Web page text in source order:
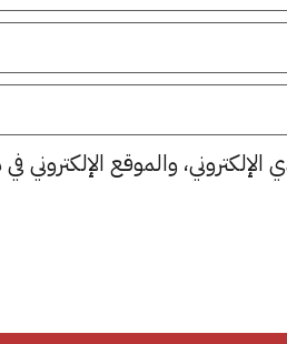
والموقع الإلكتروني